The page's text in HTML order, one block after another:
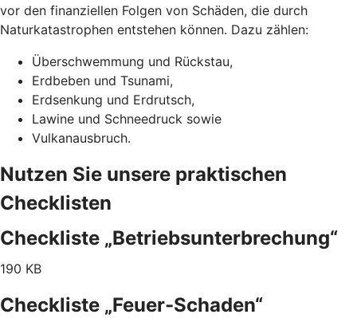
vor den finanziellen Folgen von Schäden, die durch
Naturkatastrophen entstehen können. Dazu zählen:
Überschwemmung und Rückstau,
Erdbeben und Tsunami,
Erdsenkung und Erdrutsch,
Lawine und Schneedruck sowie
Vulkanausbruch.
Nutzen Sie unsere praktischen
Checklisten
Checkliste „Betriebsunterbrechung“
190 KB
Checkliste „Feuer-Schaden“